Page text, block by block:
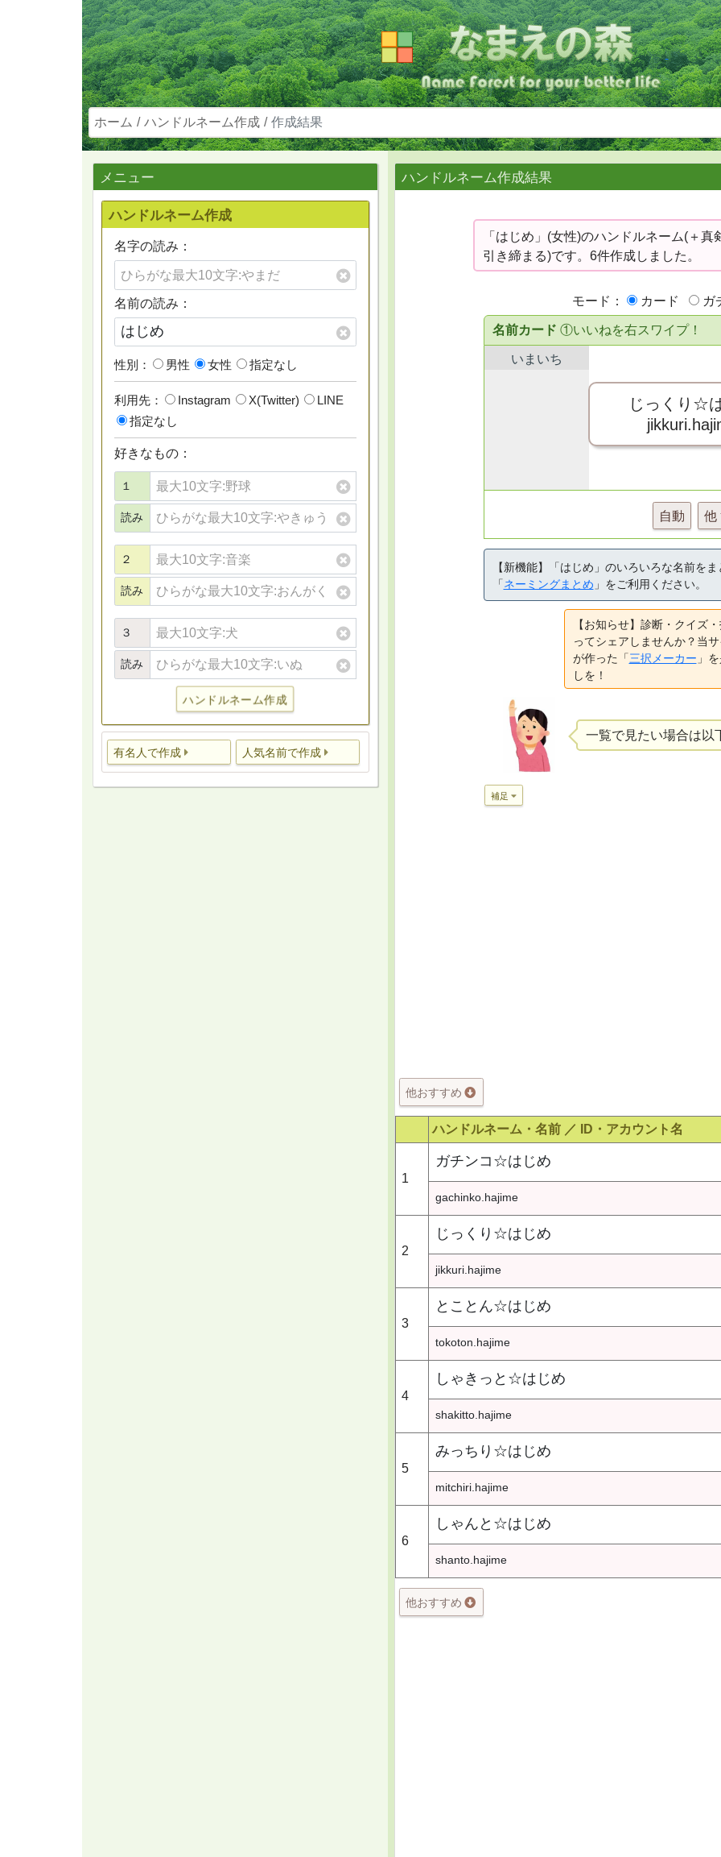
ホーム ハンドルネーム作成 作成結果
メニュー
ハンドルネーム作成
名字の読み：
名前の読み：
性別： 男性 女性 指定なし
利用先： Instagram X(Twitter)
LINE
指定なし
好きなもの：
１
読み
２
読み
３
読み
ハンドルネーム作成
有名人で作成 人気名前で作成
ハンドルネーム作成結果
「はじめ」(女性)のハンドルネーム(＋真
引き締まる)です。6件作成しました。
モード： カード ガ
名前カード ①いいねを右スワイプ！
いまいち
じっくり☆
自動 他
【新機能】「はじめ」のいろいろな名前をま
「ネーミングまとめ 」をご利用ください。
【お知らせ】診断・クイズ
ってシェアしませんか？当
が作った「三択メーカー 」
しを！
一覧で見たい場合は以
補足
他おすすめ
ハンドルネーム・名前 ／ ID・アカウント名
1
ガチンコ☆はじめ
gachinko.hajime
2
じっくり☆はじめ
jikkuri.hajime
3
とことん☆はじめ
tokoton.hajime
4
しゃきっと☆はじめ
shakitto.hajime
5
みっちり☆はじめ
mitchiri.hajime
6
しゃんと☆はじめ
shanto.hajime
他おすすめ